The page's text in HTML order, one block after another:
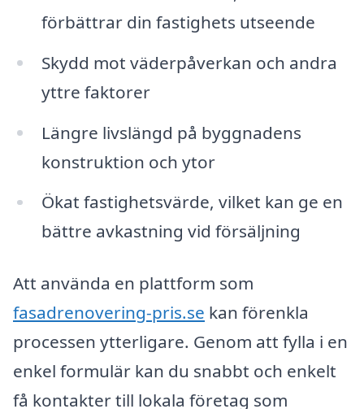
förbättrar din fastighets utseende
Skydd mot väderpåverkan och andra
yttre faktorer
Längre livslängd på byggnadens
konstruktion och ytor
Ökat fastighetsvärde, vilket kan ge en
bättre avkastning vid försäljning
Att använda en plattform som
fasadrenovering-pris.se kan förenkla
processen ytterligare. Genom att fylla i en
enkel formulär kan du snabbt och enkelt
få kontakter till lokala företag som